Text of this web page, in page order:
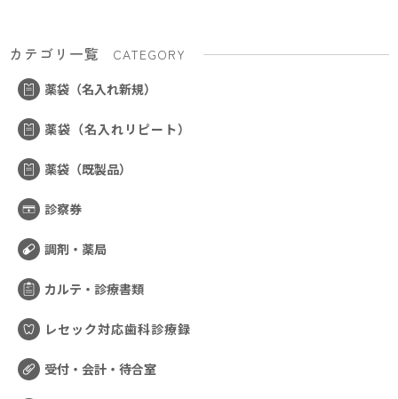
カテゴリ一覧
CATEGORY
薬袋（名入れ新規）
薬袋（名入れリピート）
薬袋（既製品）
診察券
調剤・薬局
カルテ・診療書類
レセック対応歯科診療録
受付・会計・待合室